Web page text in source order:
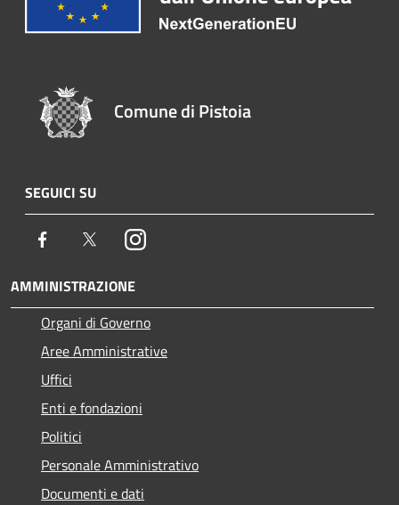
Comune di Pistoia
SEGUICI SU
Facebook TwitterInstagram
AMMINISTRAZIONE
Organi di Governo
Aree Amministrative
Uffici
Enti e fondazioni
Politici
Personale Amministrativo
Documenti e dati